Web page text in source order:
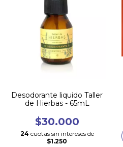
Desodorante liquido Taller
de Hierbas - 65mL
$30.000
24 cuotas sin intereses de
$1.250